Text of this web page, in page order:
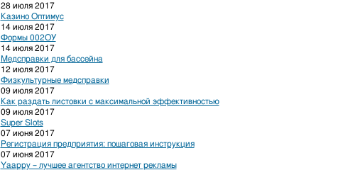
28 июля 2017
Казино Оптимус
14 июля 2017
Формы 002ОУ
14 июля 2017
Медсправки для бассейна
12 июля 2017
Физкультурные медсправки
09 июля 2017
Как раздать листовки с максимальной эффективностью
09 июля 2017
Super Slots
07 июня 2017
Регистрация предприятия: пошаговая инструкция
07 июня 2017
Yaappy – лучшее агентство интернет рекламы